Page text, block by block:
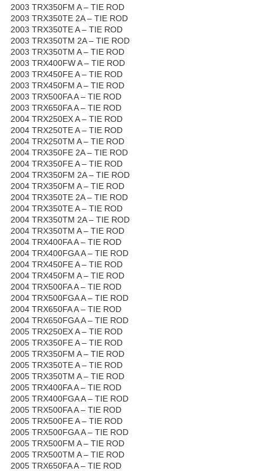
2003 TRX350FM A – TIE ROD
2003 TRX350TE 2A – TIE ROD
2003 TRX350TE A – TIE ROD
2003 TRX350TM 2A – TIE ROD
2003 TRX350TM A – TIE ROD
2003 TRX400FW A – TIE ROD
2003 TRX450FE A – TIE ROD
2003 TRX450FM A – TIE ROD
2003 TRX500FA A – TIE ROD
2003 TRX650FA A – TIE ROD
2004 TRX250EX A – TIE ROD
2004 TRX250TE A – TIE ROD
2004 TRX250TM A – TIE ROD
2004 TRX350FE 2A – TIE ROD
2004 TRX350FE A – TIE ROD
2004 TRX350FM 2A – TIE ROD
2004 TRX350FM A – TIE ROD
2004 TRX350TE 2A – TIE ROD
2004 TRX350TE A – TIE ROD
2004 TRX350TM 2A – TIE ROD
2004 TRX350TM A – TIE ROD
2004 TRX400FA A – TIE ROD
2004 TRX400FGA A – TIE ROD
2004 TRX450FE A – TIE ROD
2004 TRX450FM A – TIE ROD
2004 TRX500FA A – TIE ROD
2004 TRX500FGA A – TIE ROD
2004 TRX650FA A – TIE ROD
2004 TRX650FGA A – TIE ROD
2005 TRX250EX A – TIE ROD
2005 TRX350FE A – TIE ROD
2005 TRX350FM A – TIE ROD
2005 TRX350TE A – TIE ROD
2005 TRX350TM A – TIE ROD
2005 TRX400FA A – TIE ROD
2005 TRX400FGA A – TIE ROD
2005 TRX500FA A – TIE ROD
2005 TRX500FE A – TIE ROD
2005 TRX500FGA A – TIE ROD
2005 TRX500FM A – TIE ROD
2005 TRX500TM A – TIE ROD
2005 TRX650FA A – TIE ROD